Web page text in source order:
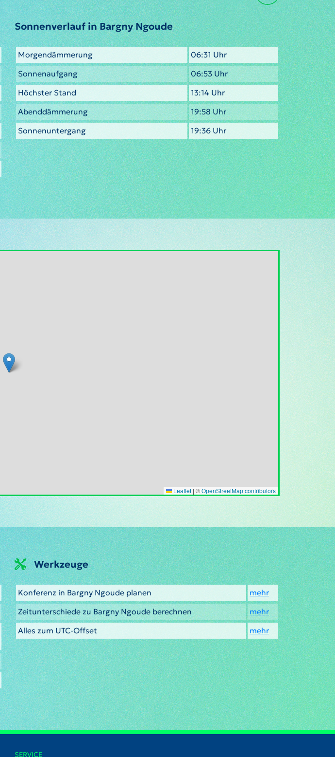
Sonnenverlauf in Bargny Ngoude
Morgendämmerung
06:31 Uhr
Sonnenaufgang
06:53 Uhr
Höchster Stand
13:14 Uhr
Abenddämmerung
19:58 Uhr
Sonnenuntergang
19:36 Uhr
Leaflet | ©OpenStreetMap contributors
Werkzeuge
Konferenz in Bargny Ngoude planen
mehr
Zeitunterschiede zu Bargny Ngoude berechnen
mehr
Alles zum UTC-Offset
mehr
SERVICE